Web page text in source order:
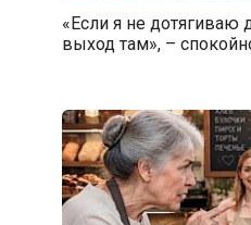
«Если я не дотягиваю
выход там», –